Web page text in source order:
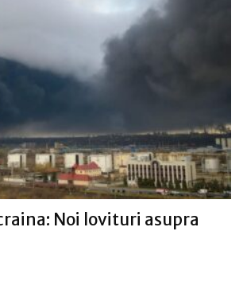
Noi lovituri asupra